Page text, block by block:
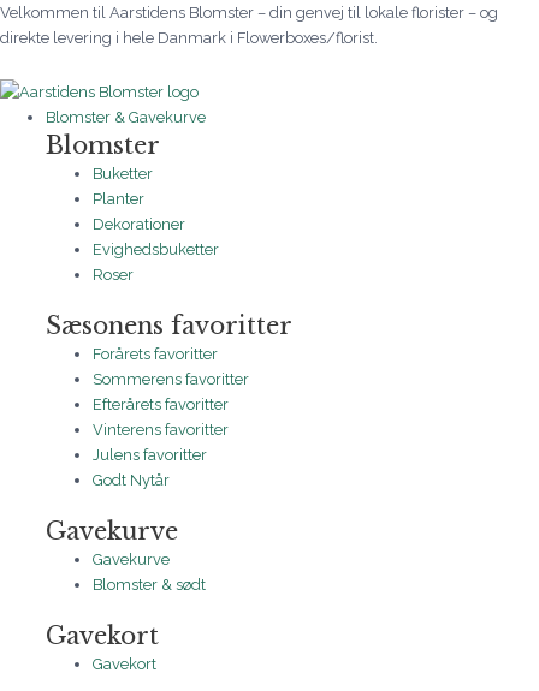
Gå
til
Velkommen til Aarstidens Blomster – din genvej til lokale florister – og
direkte levering i hele Danmark i Flowerboxes/florist.
Blomster & Gavekurve
Blomster
Buketter
Planter
Dekorationer
Evighedsbuketter
Roser
Sæsonens favoritter
Forårets favoritter
Sommerens favoritter
Efterårets favoritter
Vinterens favoritter
Julens favoritter
Godt Nytår
Gavekurve
Gavekurve
Blomster & sødt
Gavekort
Gavekort
Prisinterval:
310 kr.
495 kr.
Prisinterval:
310 kr.
495 kr.
Sød
dekoration
lyse
farver,
lyserød,
Prisinterval:
175 kr.
645 kr.
Prisinterval:
295 kr.
795 kr.
Prisinterval:
350 kr.
1.000 kr.
Prisinterval:
295 kr.
395 kr.